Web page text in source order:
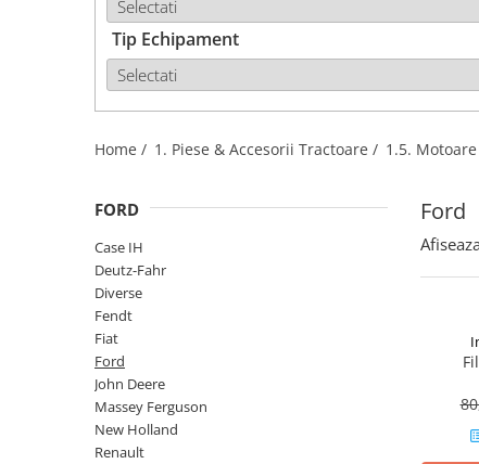
1.1.4. Climatizare si accesorii
Puncte si mecanism de ridicare
Tiranti si accesorii
1.3.1. Scaune
1.4.1. Pompe hidraulice
1.4.2. Joystick
Tip Echipament
Home / 1. Piese & Accesorii Tractoare / 1.5.
Ford
FORD
Case IH
Deutz-Fahr
Diverse
Fendt
Fiat
Ford
John Deere
Massey Ferguson
New Holland
Renault